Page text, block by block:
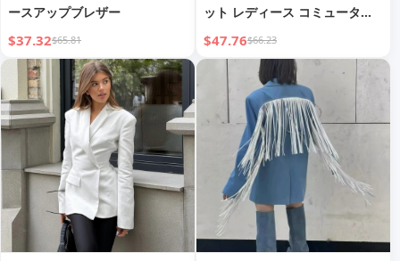
ースアップブレザー
$37.32$65.81
ット レディース コミューター
アウター
$47.76$66.23